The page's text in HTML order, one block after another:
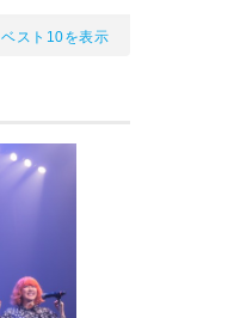
ベスト10を表示